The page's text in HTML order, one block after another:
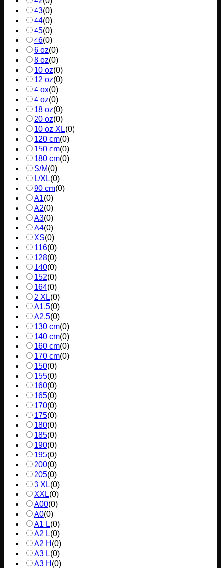
43(0)
44(0)
45(0)
46(0)
6 oz(0)
8 oz(0)
10 oz(0)
12 oz(0)
4 ox(0)
4 oz(0)
18 oz(0)
20 oz(0)
10 oz XL(0)
120 cm(0)
150 cm(0)
180 cm(0)
S/M(0)
L/XL(0)
90 cm(0)
A1(0)
A2(0)
A3(0)
A4(0)
XS(0)
116(0)
128(0)
140(0)
152(0)
164(0)
2 XL(0)
A1,5(0)
A2,5(0)
130 cm(0)
140 cm(0)
160 cm(0)
170 cm(0)
150(0)
155(0)
160(0)
165(0)
170(0)
175(0)
180(0)
185(0)
190(0)
195(0)
200(0)
205(0)
3 XL(0)
XXL(0)
A00(0)
A0(0)
A1 L(0)
A2 L(0)
A2 H (0)
A3 L(0)
A3 H (0)